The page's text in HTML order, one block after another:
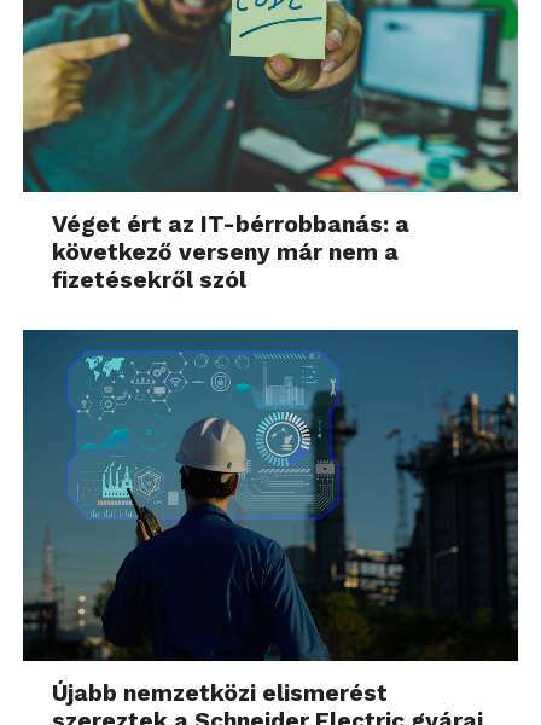
Véget ért az IT-bérrobbanás: a
következő verseny már nem a
fizetésekről szól
Újabb nemzetközi elismerést